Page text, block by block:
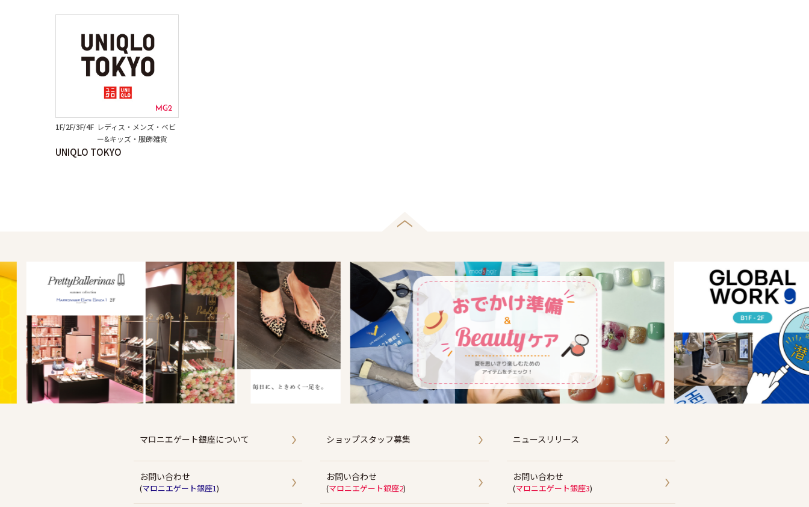
MG2
1F/2F/3F/4F レディス・メンズ・ベビ
ー&キッズ・服飾雑貨
UNIQLO TOKYO
マロニエゲート銀座について ショップスタッフ募集 ニュースリリース
お問い合わせ
(マロニエゲート銀座1)
お問い合わせ
(マロニエゲート銀座2)
お問い合わせ
(マロニエゲート銀座3)